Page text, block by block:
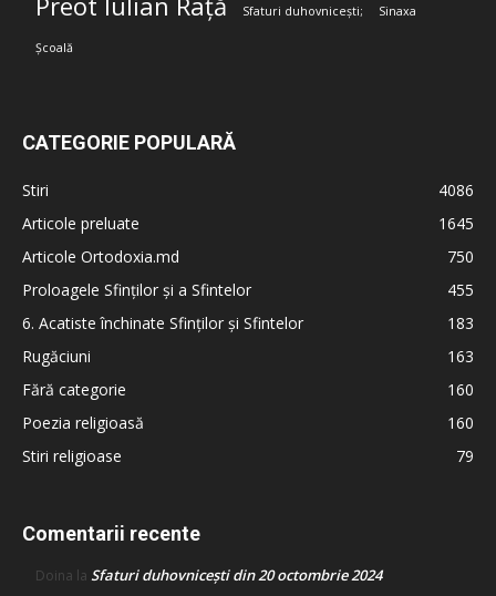
Sfaturi duhovnicești; Sinaxa
Școală
CATEGORIE POPULARĂ
Stiri
4086
Articole preluate
1645
Articole Ortodoxia.md
750
Proloagele Sfinților și a Sfintelor
455
6. Acatiste închinate Sfinților și Sfintelor
183
Rugăciuni
163
Fără categorie
160
Poezia religioasă
160
Stiri religioase
79
Comentarii recente
Doina la Sfaturi duhovnicești din 20 octombrie 2024